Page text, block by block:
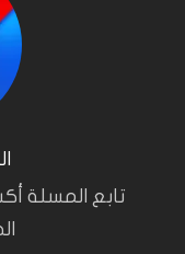
تابع المسلة